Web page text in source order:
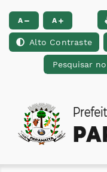
Ir para o conteúdo [alt+1]
A A
Alto Contraste